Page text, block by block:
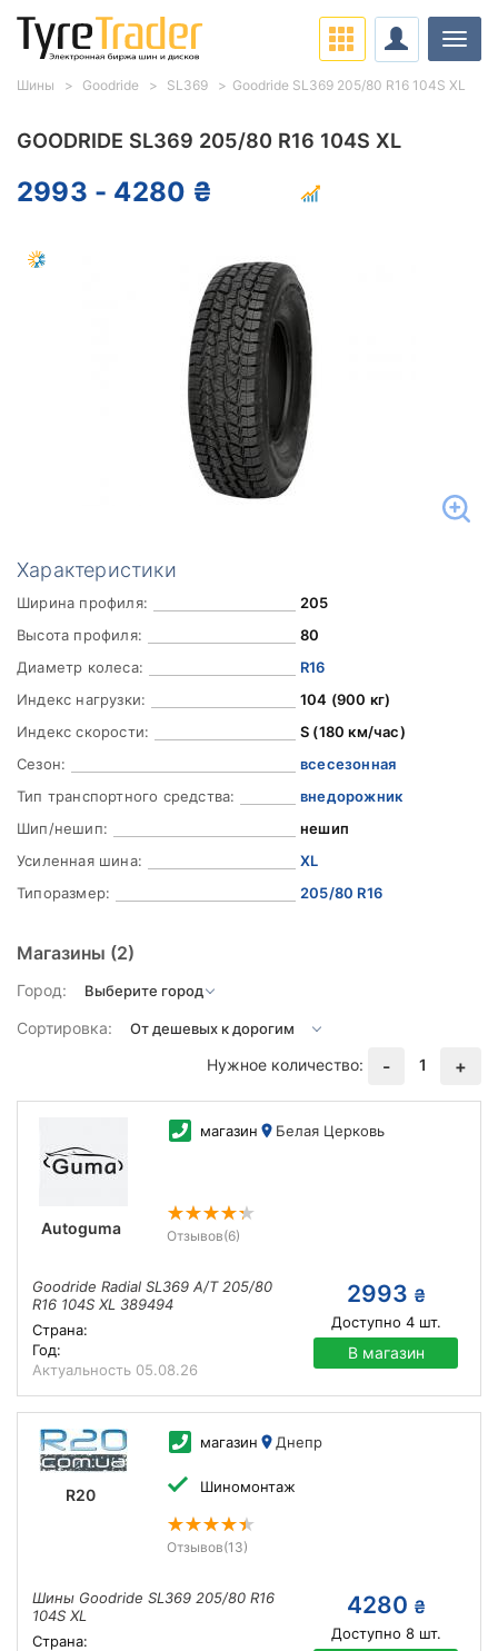
GOODRIDE SL369 205/80 R16 104S XL
2993 - 4280 ₴
Характеристики
Ширина профиля:
205
Высота профиля:
80
Диаметр колеса:
R16
Индекс нагрузки:
104 (900 кг)
Индекс скорости:
S (180 км/час)
Сезон:
всесезонная
Тип транспортного средства:
внедорожник
Шип/нешип:
нешип
Усиленная шина:
XL
Типоразмер:
205/80 R16
Магазины (2)
Город:
Сортировка:
Нужное количество:
- 1 +
Autoguma
магазин Белая Церковь
Отзывов(6)
Goodride Radial SL369 A/T 205/80
R16 104S XL 389494
Страна:
Год:
Актуальность 05.08.26
2993 ₴
Доступно 4шт.
В магазин
R20
магазин Днепр
Шиномонтаж
Отзывов(13)
Шины Goodride SL369 205/80 R16
104S XL
Страна:
4280 ₴
Доступно 8шт.
Шины Goodride SL369 Goodride SL369 205/80 R16 104S XL